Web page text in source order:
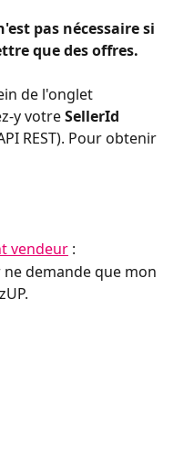
pas nécessaire si
que des offres.
de l'onglet
y votre SellerId
REST). Pour obtenir
vendeur :
demande que mon